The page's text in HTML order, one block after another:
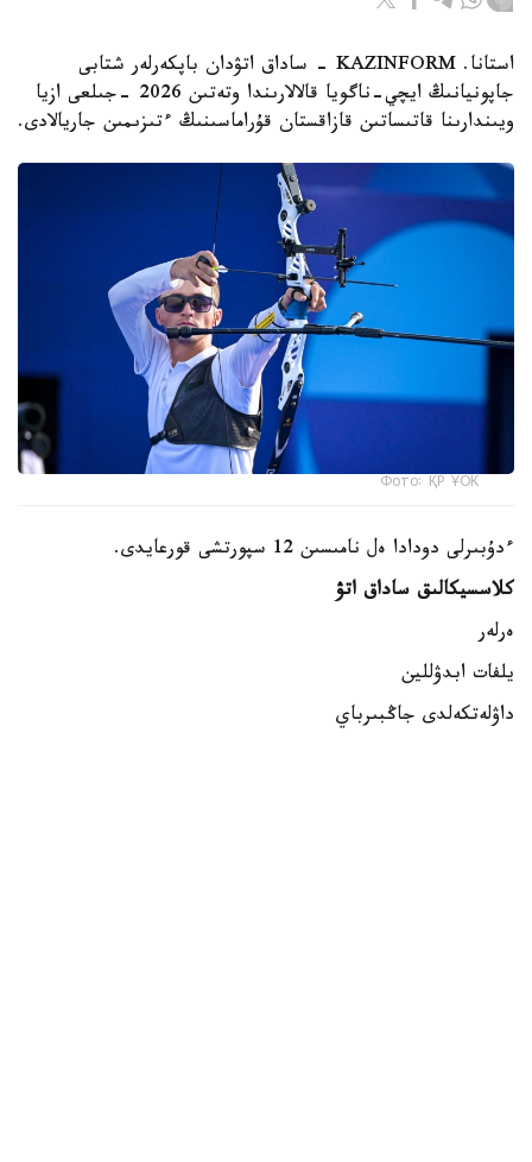
استانا. KAZINFORM - ساداق اتۋدان باپكەرلەر شتابى
جاپونيانىڭ ايچي-ناگويا قالالارىندا وتەتىن 2026 -جىلعى ازيا
ويىندارىنا قاتىساتىن قازاقستان قۇراماسىنىڭ ءتىزىمىن جاريالادى.
Фото: ҚР ҰОК
ءدۇبىرلى دودادا ەل نامىسىن 12 سپورتشى قورعايدى.
كلاسسيكالىق ساداق اتۋ
ەرلەر
يلفات ابدۋللين
داۋلەتكەلدى جاڭبىرباي